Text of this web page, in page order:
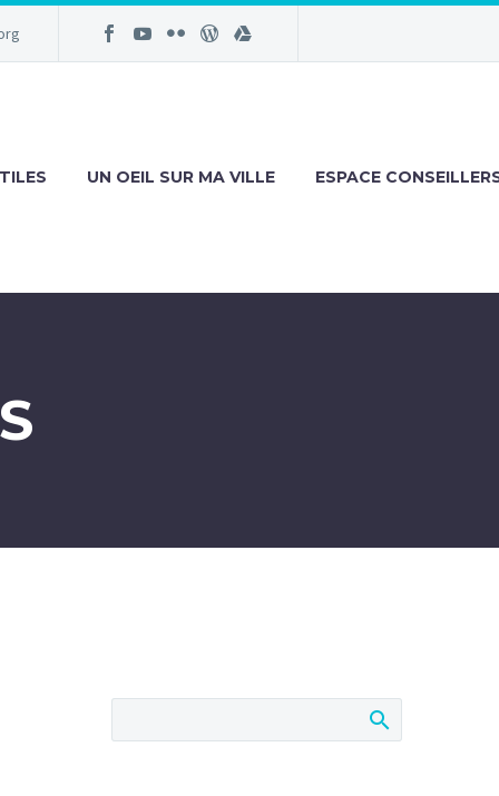
UN OEIL SUR MA VILLE ESPACE